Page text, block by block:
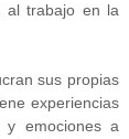
al trabajo en la
sus propias
experiencias
y emociones a